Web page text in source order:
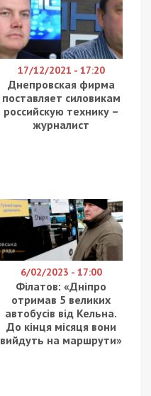
17/12/2021 - 17:20
Днепровская фирма
поставляет силовикам
российскую технику –
журналист
6/02/2023 - 17:00
Філатов: «Дніпро
отримав 5 великих
автобусів від Кельна.
До кінця місяця вони
вийдуть на маршрути»